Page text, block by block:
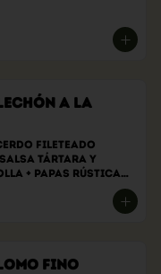
a la
fileteado
Salsa tártara y
+ papas rústicas
+ bebida a elección
Fino